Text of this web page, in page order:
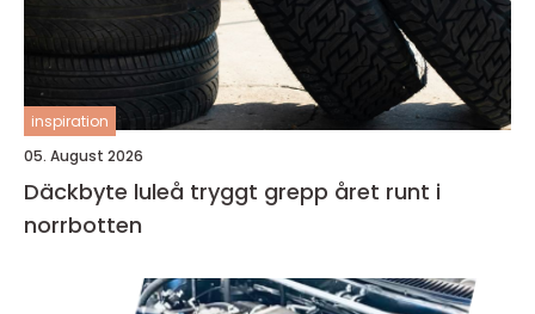
inspiration
05. August 2026
Däckbyte luleå tryggt grepp året runt i
norrbotten